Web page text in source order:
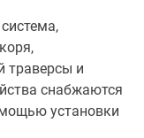
траверсы и
снабжаются
установки